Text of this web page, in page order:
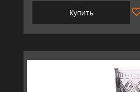
Купить